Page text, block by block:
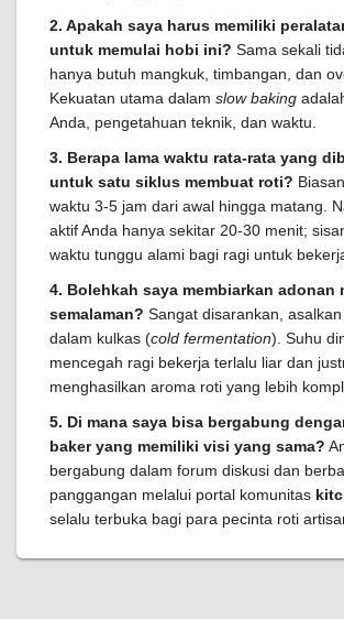
2. Apakah saya harus memiliki
untuk memulai hobi ini? Sama sekali
hanya butuh mangkuk, timbangan, dan
Kekuatan utama dalam slow baking
Anda, pengetahuan teknik, dan waktu.
3. Berapa lama waktu rata-rata yang
untuk satu siklus membuat roti?
waktu 3-5 jam dari awal hingga matang.
aktif Anda hanya sekitar 20-30 menit;
waktu tunggu alami bagi ragi untuk
4. Bolehkah saya membiarkan adonan
semalaman? Sangat disarankan,
dalam kulkas (cold fermentation). Suhu
mencegah ragi bekerja terlalu liar dan
menghasilkan aroma roti yang lebih
5. Di mana saya bisa bergabung
baker yang memiliki visi yang sama?
bergabung dalam forum diskusi dan
panggangan melalui portal komunitas
selalu terbuka bagi para pecinta roti